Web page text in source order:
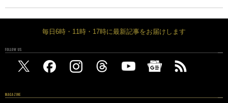
毎日6時・11時・17時に最新記事をお届けします
FOLLOW US
MAGAZINE